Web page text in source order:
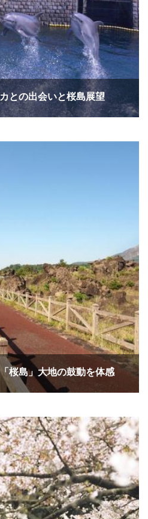
との出会いと桜島展望
桜島」大地の鼓動を体感